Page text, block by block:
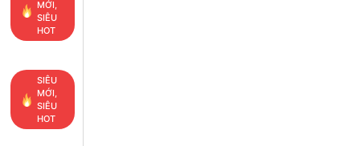
MỚI,
SIÊU
HOT
SIÊU
MỚI,
SIÊU
HOT